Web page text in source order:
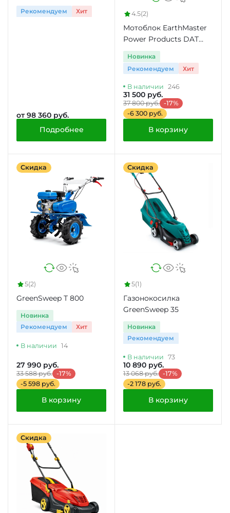
SnowVanish ST 230P
Рекомендуем Хит
от 98 360 руб.
Подробнее
4.5(2)
Мотоблок EarthMaster
Power Products DAT
80110
Новинка
Рекомендуем
Хит
В наличии 246
31 500 руб.
37 800 руб. -17%
-6 300 руб.
В корзину
Скидка
5(2)
GreenSweep Т 800
Новинка
Рекомендуем
Хит
В наличии 14
27 990 руб.
33 588 руб. -17%
-5 598 руб.
В корзину
Скидка
5(1)
Газонокосилка
GreenSweep 35
Новинка
Рекомендуем
В наличии 73
10 890 руб.
13 068 руб. -17%
-2 178 руб.
В корзину
Скидка